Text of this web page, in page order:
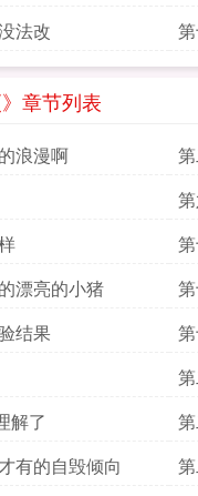
法改
章节列表
浪漫啊
漂亮的小猪
结果
解了
有的自毁倾向